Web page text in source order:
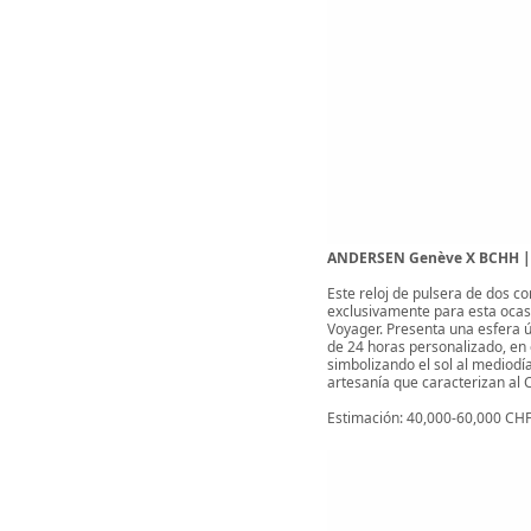
ANDERSEN Genève X
Este reloj de pulsera de dos
exclusivamente para esta
Voyager. Presenta una esfera
de 24 horas personalizado, en
simbolizando el sol al
artesanía que caracterizan al
Estimación: 40,000-60,000